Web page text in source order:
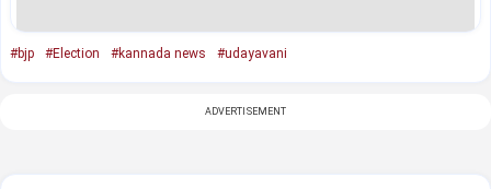
#bjp #Election #kannada news #udayavani
ADVERTISEMENT